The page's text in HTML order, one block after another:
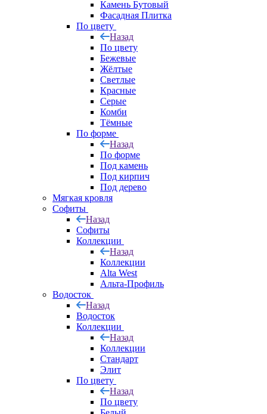
Камень Бутовый
Фасадная Плитка
По цвету
Назад
По цвету
Бежевые
Жёлтые
Светлые
Красные
Серые
Комби
Тёмные
По форме
Назад
По форме
Под камень
Под кирпич
Под дерево
Мягкая кровля
Софиты
Назад
Софиты
Коллекции
Назад
Коллекции
Alta West
Альта-Профиль
Водосток
Назад
Водосток
Коллекции
Назад
Коллекции
Стандарт
Элит
По цвету
Назад
По цвету